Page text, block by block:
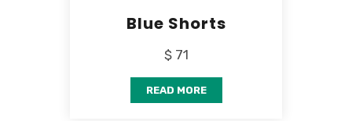
Blue Shorts
$ 71
READ MORE